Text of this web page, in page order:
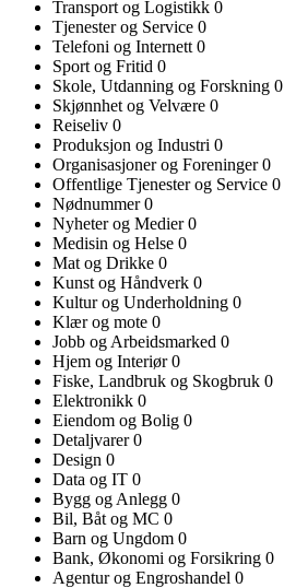
Transport og Logistikk 0
Tjenester og Service 0
Telefoni og Internett 0
Sport og Fritid 0
Skole, Utdanning og Forskning 0
Skjønnhet og Velvære 0
Reiseliv 0
Produksjon og Industri 0
Organisasjoner og Foreninger0
Offentlige Tjenester og Service 0
Nødnummer0
Nyheter og Medier0
Medisin og Helse 0
Mat og Drikke 0
Kunst og Håndverk 0
Kultur og Underholdning 0
Klær og mote 0
Jobb og Arbeidsmarked 0
Hjem og Interiør0
Fiske, Landbruk og Skogbruk 0
Elektronikk 0
Eiendom og Bolig 0
Detaljvarer0
Design 0
Data og IT 0
Bygg og Anlegg 0
Bil, Båt og MC 0
Barn og Ungdom 0
Bank, Økonomi og Forsikring 0
Agentur og Engroshandel 0